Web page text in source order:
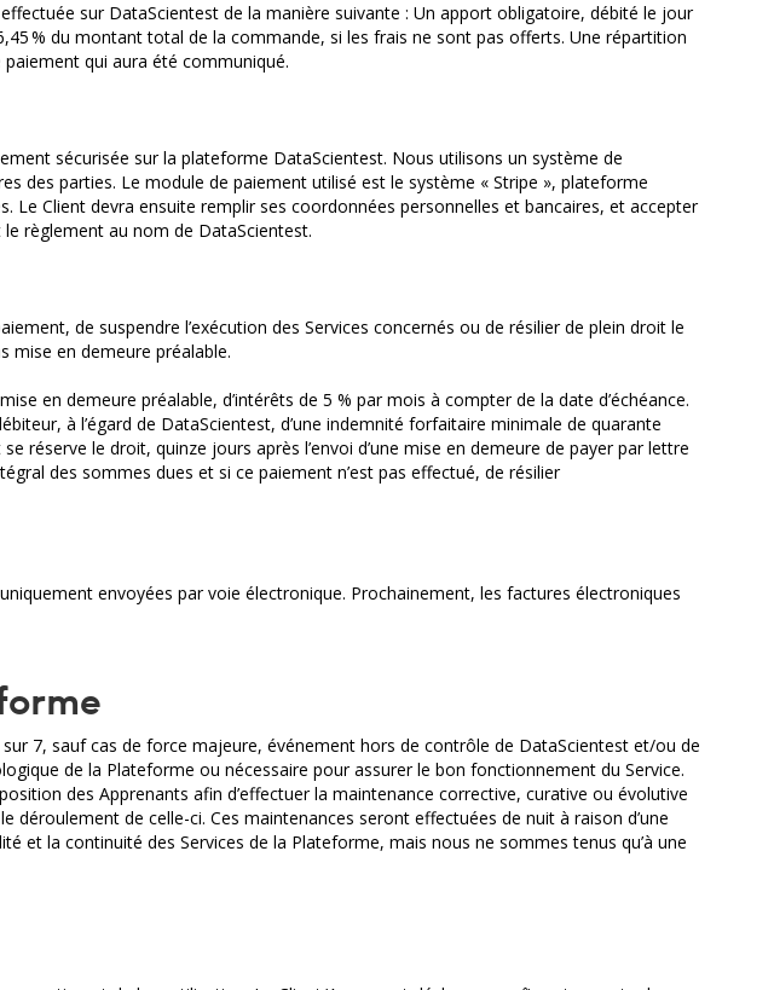
sur DataScientest de la manière suivante : Un apport obligatoire, débité le jour
% du montant total de la commande, si les frais ne sont pas offerts. Une répartition
qui aura été communiqué.
sécurisée sur la plateforme DataScientest. Nous utilisons un système de
des parties. Le module de paiement utilisé est le système « Stripe », plateforme
Client devra ensuite remplir ses coordonnées personnelles et bancaires, et accepter
règlement au nom de DataScientest.
de suspendre l’exécution des Services concernés ou de résilier de plein droit le
mise en demeure préalable.
en demeure préalable, d’intérêts de 5 % par mois à compter de la date d’échéance.
à l’égard de DataScientest, d’une indemnité forfaitaire minimale de quarante
réserve le droit, quinze jours après l’envoi d’une mise en demeure de payer par lettre
des sommes dues et si ce paiement n’est pas effectué, de résilier
envoyées par voie électronique. Prochainement, les factures électroniques
7, sauf cas de force majeure, événement hors de contrôle de DataScientest et/ou de
de la Plateforme ou nécessaire pour assurer le bon fonctionnement du Service.
des Apprenants afin d’effectuer la maintenance corrective, curative ou évolutive
de celle-ci. Ces maintenances seront effectuées de nuit à raison d’une
et la continuité des Services de la Plateforme, mais nous ne sommes tenus qu’à une